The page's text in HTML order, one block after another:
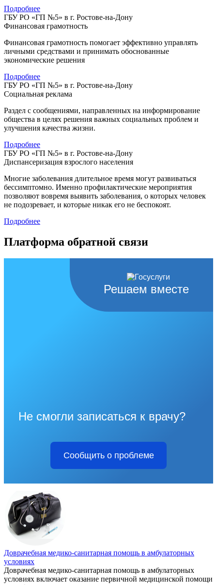
Подробнее
ГБУ РО «ГП №5» в г. Ростове-на-Дону
Финансовая грамотность
Финансовая грамотность помогает эффективно управлять
личными средствами и принимать обоснованные
экономические решения
Подробнее
ГБУ РО «ГП №5» в г. Ростове-на-Дону
Социальная реклама
Раздел с сообщениями, направленных на информирование
общества в целях решения важных социальных проблем и
улучшения качества жизни.
Подробнее
ГБУ РО «ГП №5» в г. Ростове-на-Дону
Диспансеризация взрослого населения
Многие заболевания длительное время могут развиваться
бессимптомно. Именно профилактические мероприятия
позволяют вовремя выявить заболевания, о которых человек
не подозревает, и которые никак его не беспокоят.
Подробнее
Платформа обратной связи
Решаем вместе
Не смогли записаться к врачу?
Сообщить о проблеме
Доврачебная медико-санитарная помощь в амбулаторных
условиях
Доврачебная медико-санитарная помощь в амбулаторных
условиях включает оказание первичной медицинской помощи